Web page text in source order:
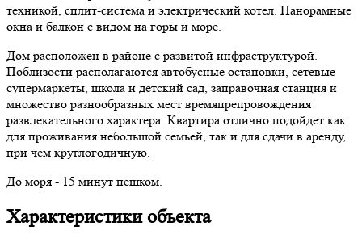
техникой, сплит-система и электрический котел. Панорамные
окна и балкон с видом на горы и море.
Дом расположен в районе с развитой инфраструктурой.
Поблизости располагаются автобусные остановки, сетевые
супермаркеты, школа и детский сад, заправочная станция и
множество разнообразных мест времяпрепровождения
развлекательного характера. Квартира отлично подойдет как
для проживания небольшой семьей, так и для сдачи в аренду,
при чем круглогодичную.
До моря - 15 минут пешком.
Характеристики объекта